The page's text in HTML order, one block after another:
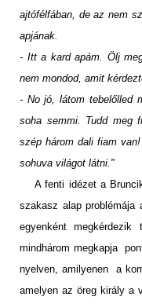
ajtófélfában, de az nem
apjának.
- Itt a kard apám. Ölj
nem mondod, amit
- No jó, látom tebelőlled
soha semmi. Tudd meg
szép három dali fiam
sohuva világot látni."
A fenti idézet a
szakasz alap
egyenként
mindhárom megkapja
nyelven, amilyenen a
amelyen az öreg király a